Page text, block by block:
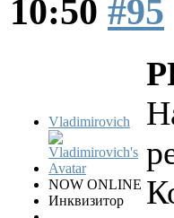
10:50 #95
Vladimirovich
NOW ONLINE
Инквизитор